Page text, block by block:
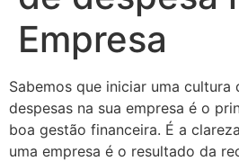
Empresa
Sabemos que iniciar uma cultura
despesas na sua empresa é o
boa gestão financeira. É a
uma empresa é o resultado da